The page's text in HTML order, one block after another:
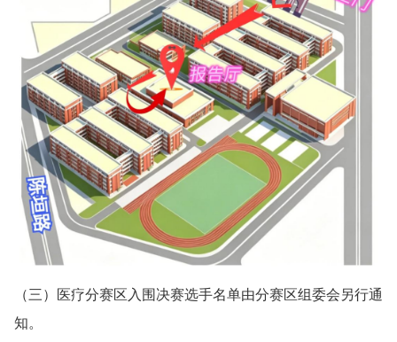
（三）医疗分赛区入围决赛选手名单由分赛区组委会另行通
知。